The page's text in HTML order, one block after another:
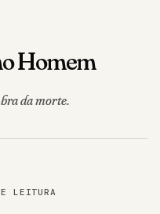
Homem
da morte.
LEITURA